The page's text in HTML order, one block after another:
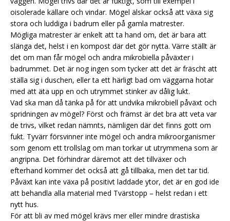
oisolerade källare och vindar. Mögel älskar också att växa sig
stora och luddiga i badrum eller på gamla matrester.
Mögliga matrester är enkelt att ta hand om, det är bara att
slänga det, helst i en kompost där det gör nytta. Värre ställt är
det om man får mögel och andra mikrobiella påväxter i
badrummet. Det är nog ingen som tycker att det är fräscht att
ställa sig i duschen, eller ta ett härligt bad om väggarna hotar
med att äta upp en och utrymmet stinker av dålig lukt.
Vad ska man då tänka på för att undvika mikrobiell påväxt och
spridningen av mögel? Först och främst är det bra att veta var
de trivs, vilket redan nämnts, nämligen där det finns gott om
fukt. Tyvärr försvinner inte mögel och andra mikroorganismer
som genom ett trollslag om man torkar ut utrymmena som är
angripna. Det förhindrar däremot att det tillväxer och
efterhand kommer det också att gå tillbaka, men det tar tid.
Påväxt kan inte växa på positivt laddade ytor, det är en god ide
att behandla alla material med Tvärstopp – helst redan i ett
nytt hus.
För att bli av med mögel krävs mer eller mindre drastiska